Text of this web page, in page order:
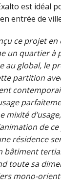
est idéal
entrée de
ce projet en
un quartier à
au global, le
partition
mixité
de ce
résidence
bâtiment
toute sa
mono-